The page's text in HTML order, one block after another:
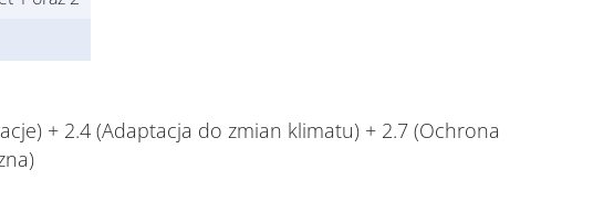
+ 2.4 (Adaptacja do zmian klimatu) + 2.7 (Ochrona